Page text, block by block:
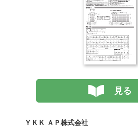
見る
ＹＫＫ ＡＰ株式会社